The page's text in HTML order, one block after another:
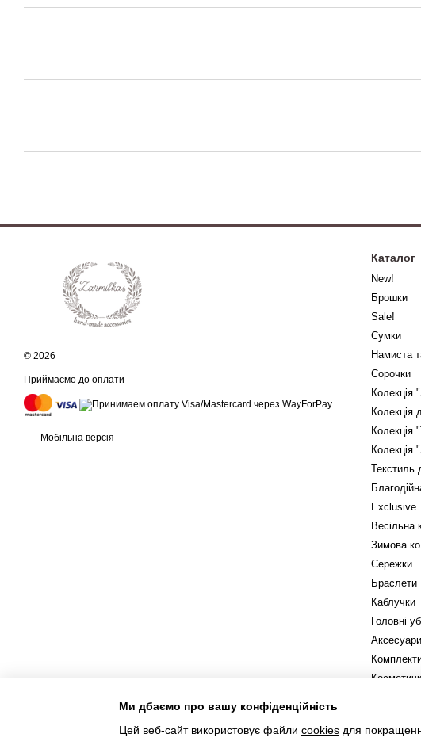
© 2026
Приймаємо до оплати
Мобільна версія
Інтернет-магазин створений з Хорошоп
Каталог
New!
Брошки
Sale!
Сумки
Намиста
Сорочки
Колекція
Колекція
Колекція
Колекція
Текстиль
Exclusive
Весільна
Зимова
Сережки
Браслети
Каблучки
Головні
Ми дбаємо про вашу конфіденційність
Цей веб-сайт використовує файли cookies для